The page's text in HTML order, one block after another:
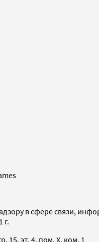
в сфере связи,
г.
15, эт. 4, пом. X, ком. 1